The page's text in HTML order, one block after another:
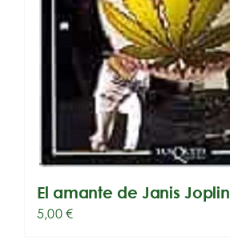
El amante de Janis Joplin
5,00€